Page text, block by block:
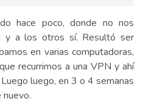
hace poco, donde no nos
y a los otros sí. Resultó ser
en varias computadoras,
recurrimos a una VPN y ahí
luego, en 3 o 4 semanas